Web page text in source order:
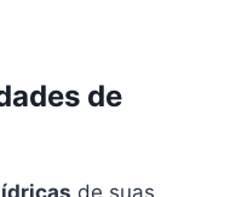
de
de suas